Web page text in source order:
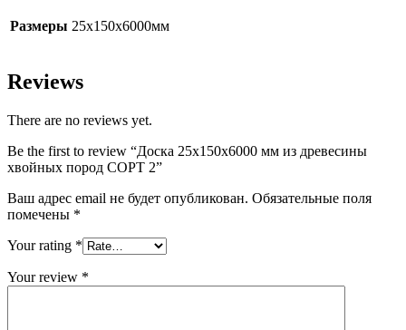
Размеры 25x150x6000мм
Reviews
There are no reviews yet.
Be the first to review “Доска 25x150x6000 мм из древесины
хвойных пород СОРТ 2”
Ваш адрес email не будет опубликован. Обязательные поля
помечены *
Your rating *
Your review *